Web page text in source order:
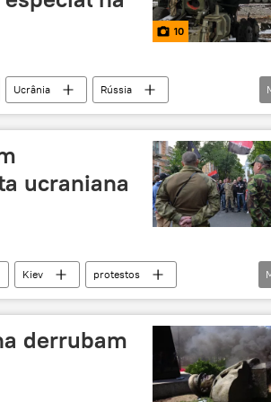
10
Ucrânia
Rússia
Kherson
Igla
ucraniana
Kiev
protestos
Ucrânia
derrubam